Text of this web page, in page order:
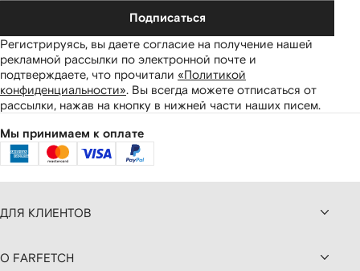
Подписаться
Регистрируясь, вы даете согласие на получение нашей
рекламной рассылки по электронной почте и
подтверждаете, что прочитали «Политикой
конфиденциальности» Вы всегда можете отписаться от
рассылки, нажав на кнопку в нижней части наших писем.
Мы принимаем к оплате
ДЛЯ КЛИЕНТОВ
О FARFETCH